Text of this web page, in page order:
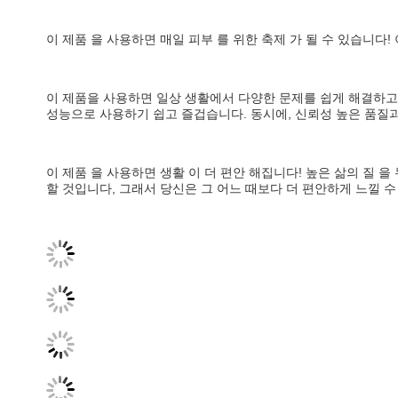
이 제품 을 사용하면 매일 피부 를 위한 축제 가 될 수 있습니
이 제품을 사용하면 일상 생활에서 다양한 문제를 쉽게 해결하
성능으로 사용하기 쉽고 즐겁습니다. 동시에, 신뢰성 높은 품
이 제품 을 사용하면 생활 이 더 편안 해집니다! 높은 삶의 질
할 것입니다, 그래서 당신은 그 어느 때보다 더 편안하게 느낄